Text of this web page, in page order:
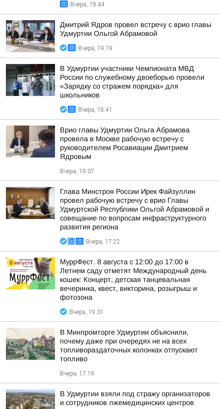
Вчера, 19:44
Дмитрий Ядров провел встречу с врио главы
Удмуртии Ольгой Абрамовой
Вчера, 19:19
В Удмуртии участники Чемпионата МВД
России по служебному двоеборью провели
«Зарядку со стражем порядка» для
школьников
Вчера, 18:41
Врио главы Удмуртии Ольга Абрамова
провела в Москве рабочую встречу с
руководителем Росавиации Дмитрием
Ядровым
Вчера, 19:07
Глава Минстроя России Ирек Файзуллин
провел рабочую встречу с врио Главы
Удмуртской Республики Ольгой Абрамовой и
совещание по вопросам инфраструктурного
развития региона
Вчера, 17:22
МуррФест. 8 августа с 12:00 до 17:00 в
Летнем саду отметят Международный день
кошек: Концерт, детская танцевальная
вечеринка, квест, викторина, розыгрыш и
фотозона
Вчера, 19:31
В Минпромторге Удмуртии объяснили,
почему даже при очередях не на всех
топливораздаточных колонках отпускают
топливо
Вчера, 17:19
В Удмуртии взяли под стражу организаторов
и сотрудников лжемедицинских центров